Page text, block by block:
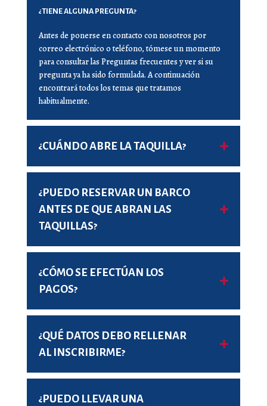
¿TIENE ALGUNA PREGUNTA?
Antes de ponerse en contacto con nosotros por
correo electrónico o teléfono, tómese un momento
para consultar las Preguntas frecuentes y ver si su
pregunta ya ha sido formulada. A continuación
encontrará todos los temas que tratamos
habitualmente.
¿CUÁNDO ABRE LA TAQUILLA?
¿PUEDO RESERVAR UN BARCO
ANTES DE QUE ABRAN LAS
TAQUILLAS?
¿CÓMO SE EFECTÚAN LOS
PAGOS?
¿QUÉ DATOS DEBO RELLENAR
AL INSCRIBIRME?
¿PUEDO LLEVAR UNA